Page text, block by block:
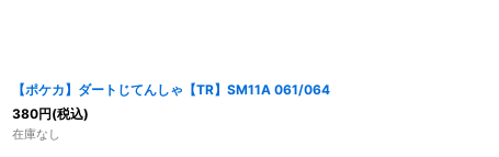
【ポケカ】ダートじてんしゃ【TR】SM11A 061/064
380円(税込)
在庫なし